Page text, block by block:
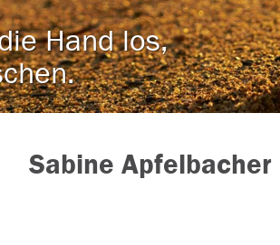
Hand los,
Sabine Apfelbacher